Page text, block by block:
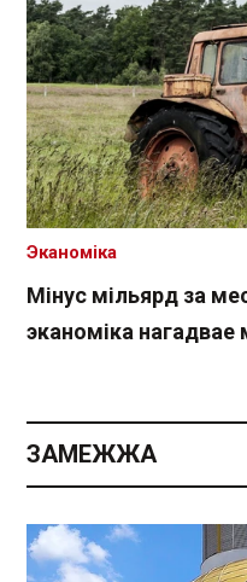
Мінус мільярд за
эканоміка нагадвае
Эканоміка
ЗАМЕЖЖА